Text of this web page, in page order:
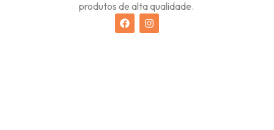
produtos de alta qualidade.